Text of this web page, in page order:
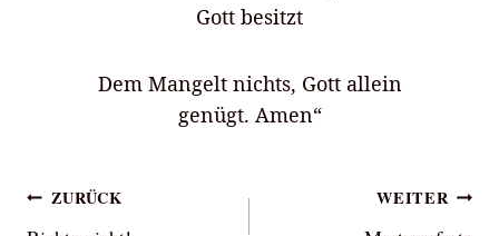
Gott besitzt
Dem Mangelt nichts, Gott allein
genügt. Amen“
Beitragsnavigation
ZURÜCK WEITER